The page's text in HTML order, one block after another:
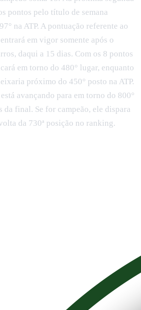
pontos pelo título de semana
na ATP. A pontuação referente ao
em vigor somente após o
daqui a 15 dias. Com os 8 pontos
em torno do 480° lugar, enquanto
próximo do 450° posto na ATP.
avançando para em torno do 800°
da final. Se for campeão, ele dispara
da 730ª posição no ranking.